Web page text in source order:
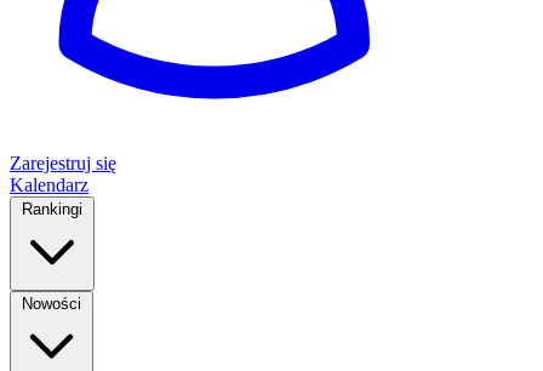
Zarejestruj się
Kalendarz
Rankingi
Nowości